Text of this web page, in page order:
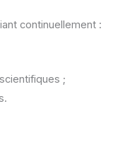
continuellement :
;